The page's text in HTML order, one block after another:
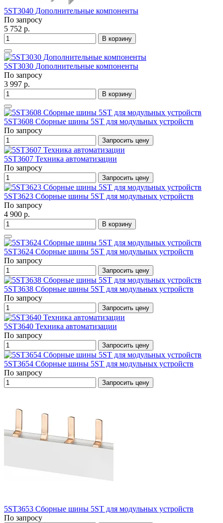
5ST3040 Дополнительные компоненты
По запросу
5 752 р.
В корзину
5ST3030 Дополнительные компоненты
По запросу
3 997 р.
В корзину
5ST3608 Сборные шины 5ST для модульных устройств
По запросу
Запросить цену
5ST3607 Техника автоматизации
По запросу
Запросить цену
5ST3623 Сборные шины 5ST для модульных устройств
По запросу
4 900 р.
В корзину
5ST3624 Сборные шины 5ST для модульных устройств
По запросу
Запросить цену
5ST3638 Сборные шины 5ST для модульных устройств
По запросу
Запросить цену
5ST3640 Техника автоматизации
По запросу
Запросить цену
5ST3654 Сборные шины 5ST для модульных устройств
По запросу
Запросить цену
5ST3653 Сборные шины 5ST для модульных устройств
По запросу